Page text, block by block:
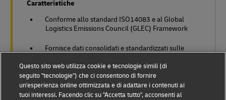
Caratteristiche
Conforme allo standard ISO14083 e al Global
Logistics Emissions Council (GLEC) Framework
Fornisce dati consolidati e standardizzati sulle
Include insight di reporting più approfondite: le
emissioni tra le modalità di trasporto, i corridoi e i
prodotti DHL
Questo sito web utilizza cookie e tecnologie simili (di
seguito "tecnologie") che ci consentono di fornire
un'esperienza online ottimizzata e di adattare i contenuti ai
tuoi interessi. Facendo clic su "Accetta tutto", acconsenti al